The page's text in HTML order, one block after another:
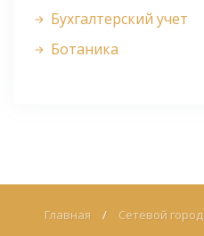
Бухгалтерский учет
Ботаника
Главная / Сетевой город